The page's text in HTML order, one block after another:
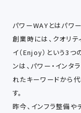
パワーWAYとはパワ
創業時には、クオリテ
イ（Enjoy）という3
ンは、パワー・インタ
れたキーワードから
す。
昨今、インフラ整備や